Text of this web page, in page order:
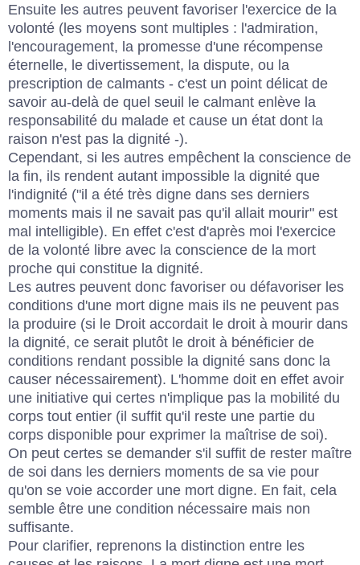
Ensuite les autres peuvent favoriser l'exercice de la
volonté (les moyens sont multiples : l'admiration,
l'encouragement, la promesse d'une récompense
éternelle, le divertissement, la dispute, ou la
prescription de calmants - c'est un point délicat de
savoir au-delà de quel seuil le calmant enlève la
responsabilité du malade et cause un état dont la
raison n'est pas la dignité -).
Cependant, si les autres empêchent la conscience de
la fin, ils rendent autant impossible la dignité que
l'indignité ("il a été très digne dans ses derniers
moments mais il ne savait pas qu'il allait mourir" est
mal intelligible). En effet c'est d'après moi l'exercice
de la volonté libre avec la conscience de la mort
proche qui constitue la dignité.
Les autres peuvent donc favoriser ou défavoriser les
conditions d'une mort digne mais ils ne peuvent pas
la produire (si le Droit accordait le droit à mourir dans
la dignité, ce serait plutôt le droit à bénéficier de
conditions rendant possible la dignité sans donc la
causer nécessairement). L'homme doit en effet avoir
une initiative qui certes n'implique pas la mobilité du
corps tout entier (il suffit qu'il reste une partie du
corps disponible pour exprimer la maîtrise de soi).
On peut certes se demander s'il suffit de rester maître
de soi dans les derniers moments de sa vie pour
qu'on se voie accorder une mort digne. En fait, cela
semble être une condition nécessaire mais non
suffisante.
Pour clarifier, reprenons la distinction entre les